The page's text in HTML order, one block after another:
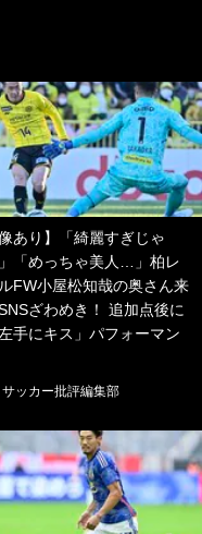
像あり】「綺麗すぎじゃ
「めっちゃ美人…」柏レ
FW小屋松知哉の奥さん来
ざわめき！ 追加点後に
手にキス」パフォーマン
サッカー批評編集部